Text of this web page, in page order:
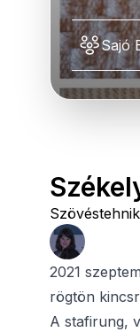
Sajó
2021
rögtön
A stafirung,